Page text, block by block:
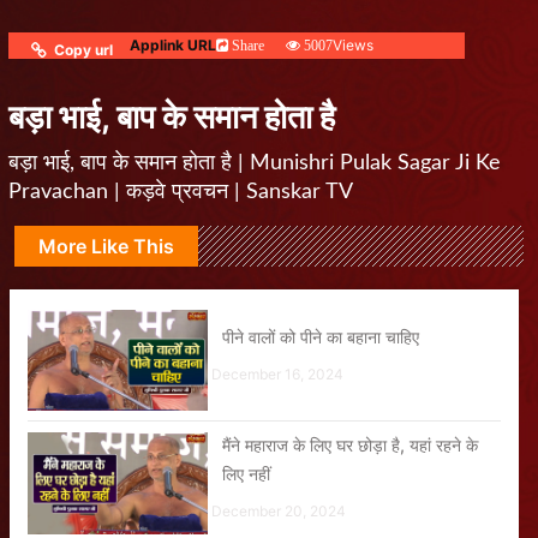
Copy url Applink URL Share 5007Views
बड़ा भाई, बाप के समान होता है
बड़ा भाई, बाप के समान होता है | Munishri Pulak Sagar Ji Ke
Pravachan | कड़वे प्रवचन | Sanskar TV
More Like This
पीने वालों को पीने का बहाना चाहिए
December 16, 2024
मैंने महाराज के लिए घर छोड़ा है, यहां रहने के
लिए नहीं
December 20, 2024